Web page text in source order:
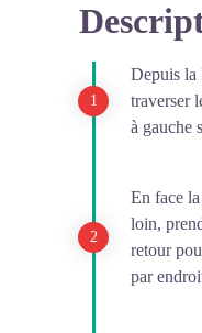
Depuis la
traverser
à gauche
En face
loin,
retour
par